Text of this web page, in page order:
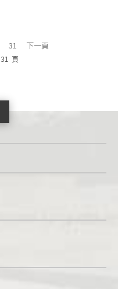
31 下一頁
31 頁